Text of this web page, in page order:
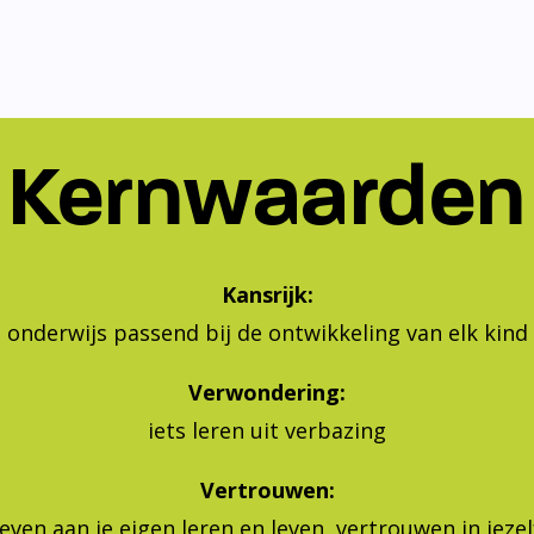
Kernwaarden
Kansrijk:
onderwijs passend bij de ontwikkeling van elk kind
Verwondering:
iets leren uit verbazing
Vertrouwen:
aan je eigen leren en leven, vertrouwen in